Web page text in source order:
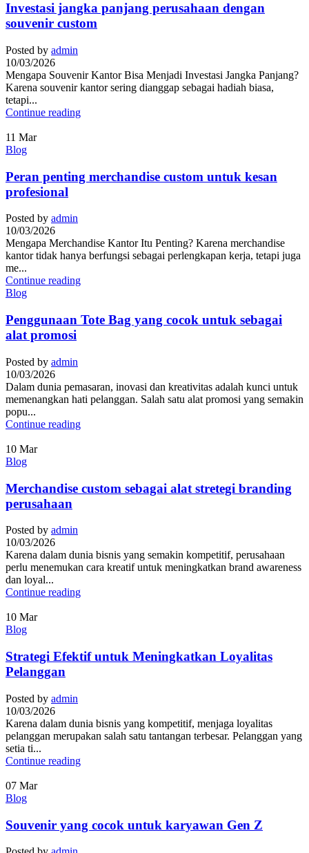
Investasi jangka panjang perusahaan dengan
souvenir custom
Posted by admin
10/03/2026
Mengapa Souvenir Kantor Bisa Menjadi Investasi Jangka Panjang?
Karena souvenir kantor sering dianggap sebagai hadiah biasa,
tetapi...
Continue reading
11 Mar
Blog
Peran penting merchandise custom untuk kesan
profesional
Posted by admin
10/03/2026
Mengapa Merchandise Kantor Itu Penting? Karena merchandise
kantor tidak hanya berfungsi sebagai perlengkapan kerja, tetapi juga
me...
Continue reading
Blog
Penggunaan Tote Bag yang cocok untuk sebagai
alat promosi
Posted by admin
10/03/2026
Dalam dunia pemasaran, inovasi dan kreativitas adalah kunci untuk
memenangkan hati pelanggan. Salah satu alat promosi yang semakin
popu...
Continue reading
10 Mar
Blog
Merchandise custom sebagai alat stretegi branding
perusahaan
Posted by admin
10/03/2026
Karena dalam dunia bisnis yang semakin kompetitif, perusahaan
perlu menemukan cara kreatif untuk meningkatkan brand awareness
dan loyal...
Continue reading
10 Mar
Blog
Strategi Efektif untuk Meningkatkan Loyalitas
Pelanggan
Posted by admin
10/03/2026
Karena dalam dunia bisnis yang kompetitif, menjaga loyalitas
pelanggan merupakan salah satu tantangan terbesar. Pelanggan yang
setia ti...
Continue reading
07 Mar
Blog
Souvenir yang cocok untuk karyawan Gen Z